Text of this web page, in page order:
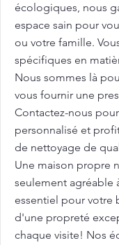
écologiques, nous
espace sain pour
ou votre famille.
spécifiques en
Nous sommes là
vous fournir une
Contactez-nous
personnalisé et
de nettoyage de
Une maison propre
seulement agréable
essentiel pour votre
d'une propreté
chaque visite! Nos